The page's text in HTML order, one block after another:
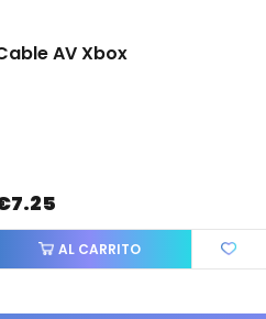
AV Xbox
AL CARRITO